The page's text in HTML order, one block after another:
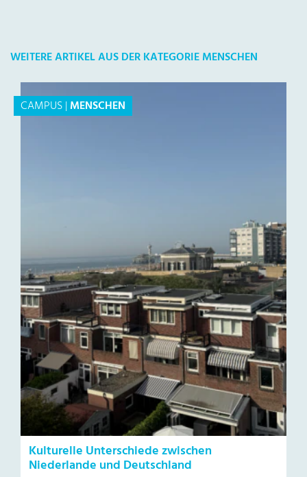
WEITERE ARTIKEL AUS DER KATEGORIE MENSCHEN
CAMPUS|MENSCHEN
Kulturelle Unterschiede zwischen
Niederlande und Deutschland